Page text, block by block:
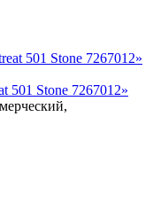
501 Stone 7267012»